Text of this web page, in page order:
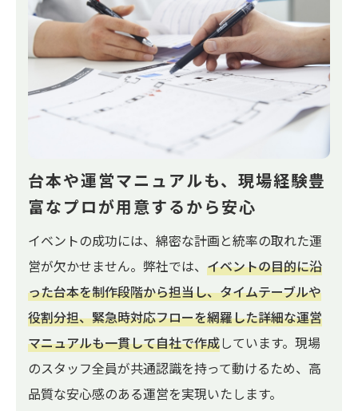
台本や運営マニュアルも、 現場経験豊
富なプロが用意するから安心
イベントの成功には、綿密な計画と統率の取れた運
営が欠かせません。弊社では、 イベントの目的に沿
った台本を制作段階から担当し、タイムテーブルや
役割分担、緊急時対応フローを網羅した詳細な運営
マニュアルも一貫して自社で作成しています。現場
のスタッフ全員が共通認識を持って動けるため、高
品質な安心感のある運営を実現いたします。